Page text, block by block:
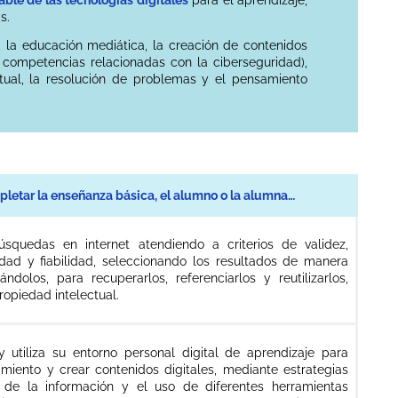
educación mediática, la creación de contenidos
relacionadas con la ciberseguridad),
la resolución de problemas y el pensamiento
la enseñanza básica, el alumno o la alumna…
en internet atendiendo a criterios de validez,
y fiabilidad, seleccionando los resultados de manera
para recuperarlos, referenciarlos y reutilizarlos,
intelectual.
utiliza su entorno personal digital de aprendizaje para
y crear contenidos digitales, mediante estrategias
la información y el uso de diferentes herramientas